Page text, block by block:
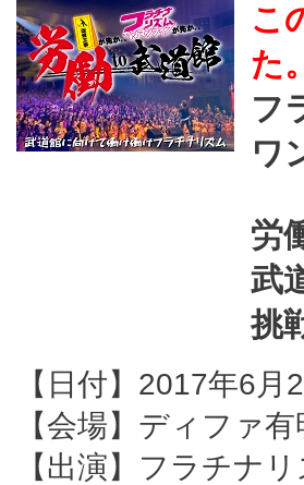
こ
た。
フ
ワ
労
武
挑
【日付】2017年6月
【会場】ディファ有
【出演】フラチナリ